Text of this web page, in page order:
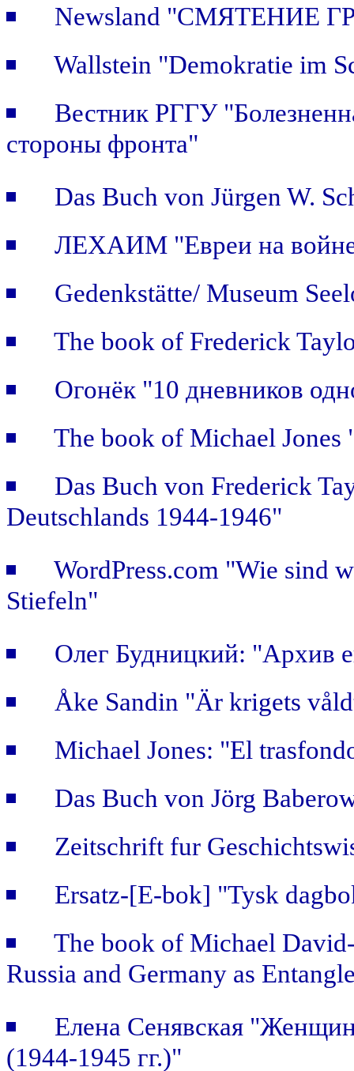
Newsland "СМЯТЕНИЕ
Wallstein "Demokratie im
Вестник РГГУ
стороны фронта"
Das Buch von Jürgen W.
ЛЕХАИМ "Евреи на войне:
Gedenkstätte/ Museum
The book of Frederick
Огонёк "10 дневников
The book of Michael
Das Buch von Frederick
Deutschlands 1944-1946"
WordPress.com "Wie sind
Stiefeln"
Олег Будницкий: "Архив
Åke Sandin "Är krigets
Michael Jones: "El
Das Buch von Jörg
Zeitschrift fur
Ersatz-[E-bok] "Tysk
The book of Michael
Russia and Germany as
Елена Сенявская
(1944-1945 гг.)"